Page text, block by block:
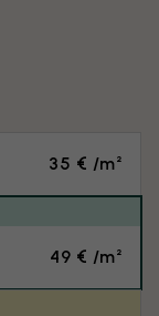
35 € /m²
49 € /m²